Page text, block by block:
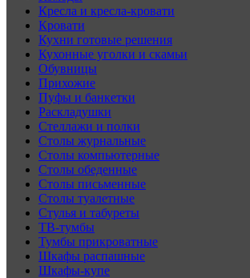
Кресла и кресла-кровати
Кровати
Кухни готовые решения
Кухонные уголки и скамьи
Обувницы
Прихожие
Пуфы и банкетки
Раскладушки
Стеллажи и полки
Столы журнальные
Столы компьютерные
Столы обеденные
Столы письменные
Столы туалетные
Стулья и табуреты
ТВ-тумбы
Тумбы прикроватные
Шкафы распашные
Шкафы-купе